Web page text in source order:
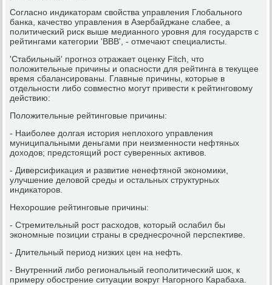
Согласно индикаторам свойства управления Глобального
банка, качество управления в Азербайджане слабее, а
политический риск выше медианного уровня для государств с
рейтингами категории 'BBB', - отмечают специалисты.
'Стабильный' прогноз отражает оценку Fitch, что
положительные причины и опасности для рейтинга в текущее
время сбалансированы. Главные причины, которые в
отдельности либо совместно могут привести к рейтинговому
действию:
Положительные рейтинговые причины:
- Наиболее долгая история неплохого управления
муниципальными деньгами при неизменности нефтяных
доходов; предстоящий рост суверенных активов.
- Диверсификация и развитие ненефтяной экономики,
улучшение деловой среды и остальных структурных
индикаторов.
Нехорошие рейтинговые причины:
- Стремительный рост расходов, который ослабил бы
экономные позиции страны в среднесрочной перспективе.
- Длительный период низких цен на нефть.
- Внутренний либо региональный геополитический шок, к
примеру обострение ситуации вокруг Нагорного Карабаха.